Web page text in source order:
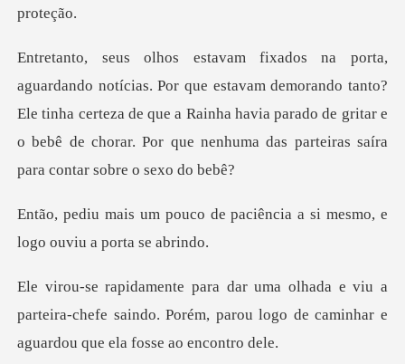
am demorando tanto?
Ele tinha certeza de que a Rainha havia parado de gritar e
o be
e paciência a si mesmo, e
lo
u a
parteira-chefe saindo. Porém, parou logo de c